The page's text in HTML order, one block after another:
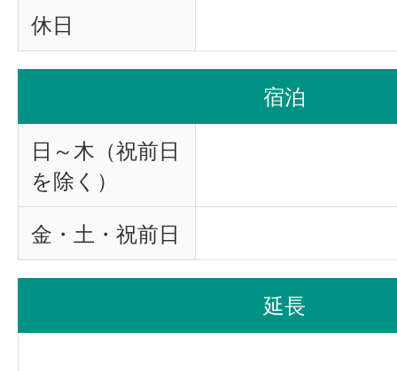
休日
宿泊
日～木（祝前日
を除く）
金・土・祝前日
延長